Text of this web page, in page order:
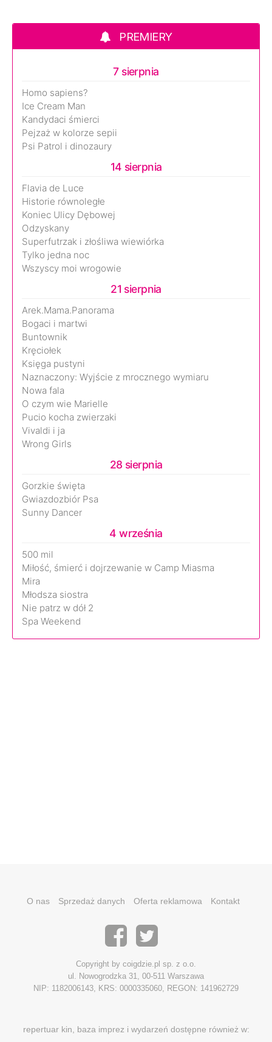
PREMIERY
7 sierpnia
Homo sapiens?
Ice Cream Man
Kandydaci śmierci
Pejzaż w kolorze sepii
Psi Patrol i dinozaury
14 sierpnia
Flavia de Luce
Historie równoległe
Koniec Ulicy Dębowej
Odzyskany
Superfutrzak i złośliwa wiewiórka
Tylko jedna noc
Wszyscy moi wrogowie
21 sierpnia
Arek.Mama.Panorama
Bogaci i martwi
Buntownik
Kręciołek
Księga pustyni
Naznaczony: Wyjście z mrocznego wymiaru
Nowa fala
O czym wie Marielle
Pucio kocha zwierzaki
Vivaldi i ja
Wrong Girls
28 sierpnia
Gorzkie święta
Gwiazdozbiór Psa
Sunny Dancer
4 września
500 mil
Miłość, śmierć i dojrzewanie w Camp Miasma
Mira
Młodsza siostra
Nie patrz w dół 2
Spa Weekend
O nas Sprzedaż danych Oferta reklamowa Kontakt
Copyright by coigdzie.pl sp. z o.o.
ul. Nowogrodzka 31, 00-511 Warszawa
NIP: 1182006143, KRS: 0000335060, REGON: 141962729
repertuar kin, baza imprez i wydarzeń dostępne również w: